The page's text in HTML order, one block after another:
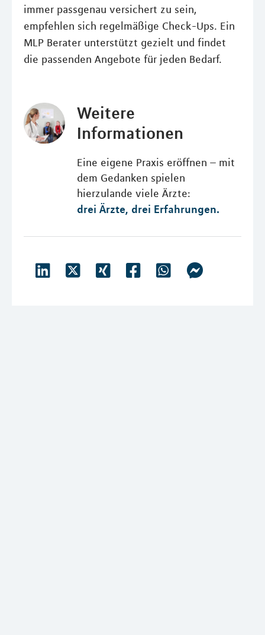
immer passgenau versichert zu sein,
empfehlen sich regelmäßige Check-Ups. Ein
MLP Berater unterstützt gezielt und findet
die passenden Angebote für jeden Bedarf.
Weitere
Informationen
Eine eigene Praxis eröffnen – mit
dem Gedanken spielen
hierzulande viele Ärzte:
drei Ärzte, drei Erfahrungen.